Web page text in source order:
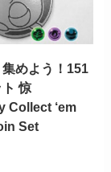
めよう！151
惊
Collect ‘em
Set